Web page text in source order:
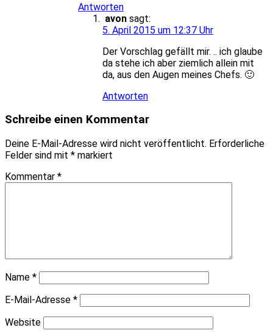
Antworten
avon sagt:
5. April 2015 um 12:37 Uhr
Der Vorschlag gefällt mir. .. ich glaube
da stehe ich aber ziemlich allein mit
da, aus den Augen meines Chefs. 🙂
Antworten
Schreibe einen Kommentar
Deine E-Mail-Adresse wird nicht veröffentlicht. Erforderliche
Felder sind mit * markiert
Kommentar *
Name *
E-Mail-Adresse *
Website